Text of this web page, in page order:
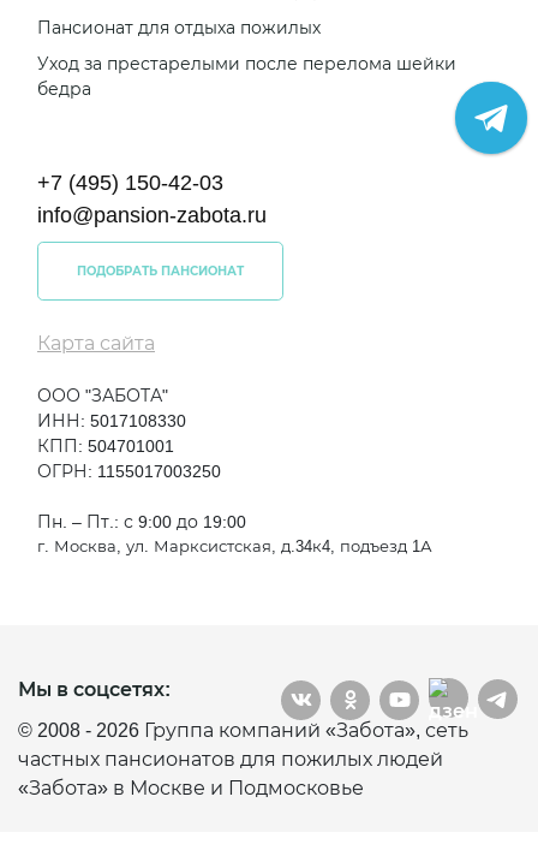
Пансионат для отдыха пожилых
Уход за престарелыми после перелома шейки
бедра
+7 (495) 150-42-03
info@pansion-zabota.ru
ПОДОБРАТЬ ПАНСИОНАТ
Карта сайта
ООО "ЗАБОТА"
ИНН: 5017108330
КПП: 504701001
ОГРН: 1155017003250
Пн. – Пт.: с 9:00 до 19:00
г. Москва, ул. Марксистская, д.34к4, подъезд 1А
Мы в соцсетях:
© 2008 - 2026 Группа компаний «Забота», сеть
частных пансионатов для пожилых людей
«Забота» в Москве и Подмосковье